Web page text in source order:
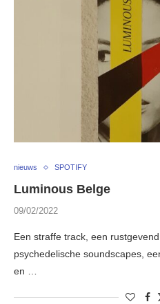
nieuws SPOTIFY
Luminous Belge
09/02/2022
Een straffe track, een
psychedelische soundscapes,
en …